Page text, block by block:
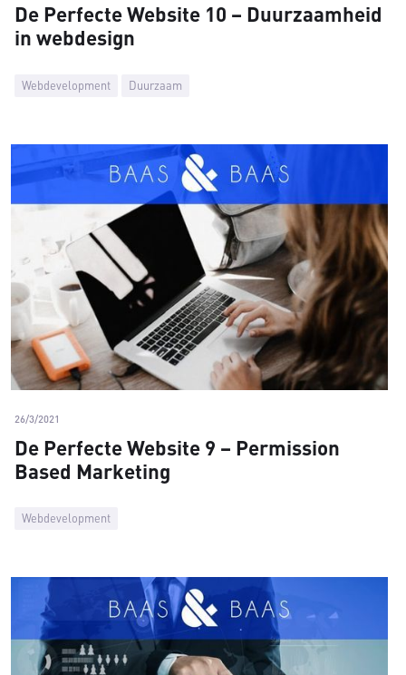
Webdevelopment Duurzaam
De Perfecte Website 10 – Duurzaamheid
in webdesign
Webdevelopment
26/3/2021
De Perfecte Website 9 – Permission
Based Marketing